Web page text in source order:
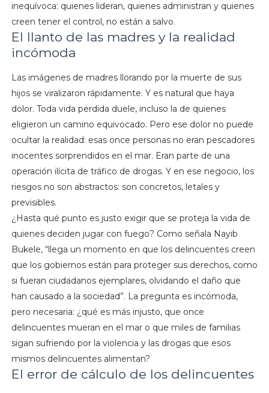
inequívoca: quienes lideran, quienes administran y quienes
creen tener el control, no están a salvo.
El llanto de las madres y la realidad
incómoda
Las imágenes de madres llorando por la muerte de sus
hijos se viralizaron rápidamente. Y es natural que haya
dolor. Toda vida perdida duele, incluso la de quienes
eligieron un camino equivocado. Pero ese dolor no puede
ocultar la realidad: esas once personas no eran pescadores
inocentes sorprendidos en el mar. Eran parte de una
operación ilícita de tráfico de drogas. Y en ese negocio, los
riesgos no son abstractos: son concretos, letales y
previsibles.
¿Hasta qué punto es justo exigir que se proteja la vida de
quienes deciden jugar con fuego? Como señala Nayib
Bukele, “llega un momento en que los delincuentes creen
que los gobiernos están para proteger sus derechos, como
si fueran ciudadanos ejemplares, olvidando el daño que
han causado a la sociedad”. La pregunta es incómoda,
pero necesaria: ¿qué es más injusto, que once
delincuentes mueran en el mar o que miles de familias
sigan sufriendo por la violencia y las drogas que esos
mismos delincuentes alimentan?
El error de cálculo de los delincuentes